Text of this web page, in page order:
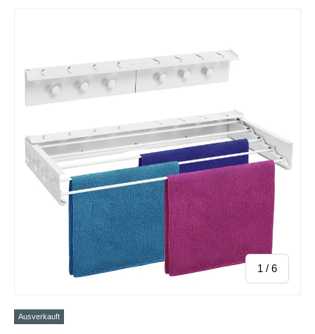
1 / von
6
Ausverkauft